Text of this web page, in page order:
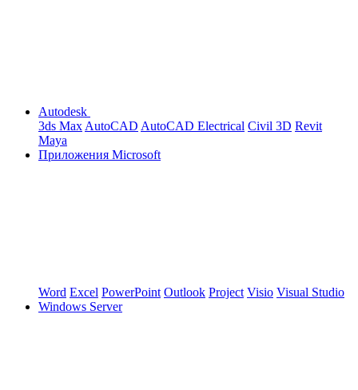
Autodesk
3ds Max AutoCAD AutoCAD Electrical Civil 3D Revit
Maya
Приложения Microsoft
Word Excel PowerPoint Outlook Project Visio Visual Studio
Windows Server